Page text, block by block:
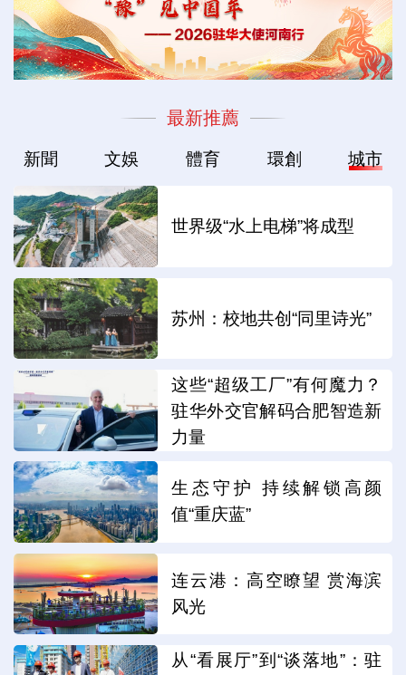
最新推薦
新聞 文娛 體育 環創 城市
世界级“水上电梯”将成型
苏州：校地共创“同里诗光”
这些“超级工厂”有何魔力？
驻华外交官解码合肥智造新
力量
生态守护 持续解锁高颜
值“重庆蓝”
连云港：高空瞭望 赏海滨
风光
从“看展厅”到“谈落地”：驻